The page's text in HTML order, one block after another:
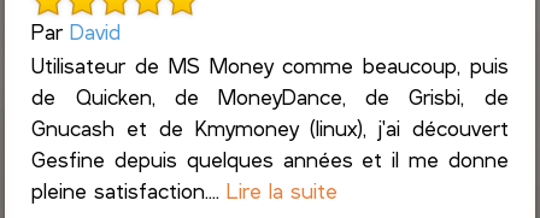
ParDavid
Utilisateur de MS Money comme beaucoup, puis
de Quicken, de MoneyDance, de Grisbi, de
Gnucash et de Kmymoney (linux), j'ai découvert
Gesfine depuis quelques années et il me donne
pleine satisfaction....Lire la suite